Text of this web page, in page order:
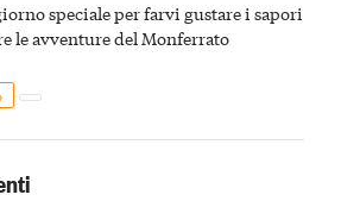
speciale per farvi gustare i sapori
le avventure del Monferrato